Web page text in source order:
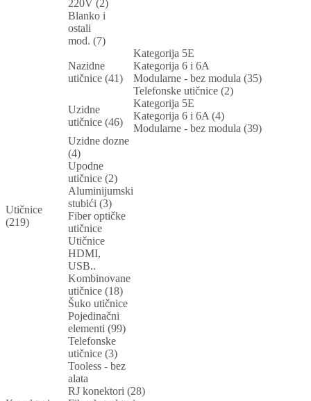
220V (2)
Blanko i
ostali
mod. (7)
Utičnice
(219)
Nazidne
utičnice (41)
Kategorija 5E
Kategorija 6 i 6A
Modularne - bez modula (35)
Telefonske utičnice (2)
Uzidne
utičnice (46)
Kategorija 5E
Kategorija 6 i 6A (4)
Modularne - bez modula (39)
Uzidne dozne
(4)
Upodne
utičnice (2)
Aluminijumski
stubići (3)
Fiber optičke
utičnice
Utičnice
HDMI,
USB..
Kombinovane
utičnice (18)
Šuko utičnice
Pojedinačni
elementi (99)
Telefonske
utičnice (3)
Tooless - bez
alata
RJ konektori (28)